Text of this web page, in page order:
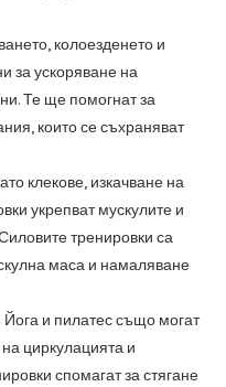
колоезденето и
за ускоряване на
Те ще помогнат за
които се съхраняват
клекове, изкачване на
укрепват мускулите и
тренировки са
маса и намаляване
Йога и пилатес също могат
циркулацията и
спомагат за стягане